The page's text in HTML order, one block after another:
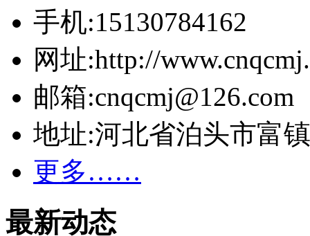
手机:15130784162
网址:http://
邮箱:cnqcmj@126.com
地址:河北省泊头市富
更多……
最新动态